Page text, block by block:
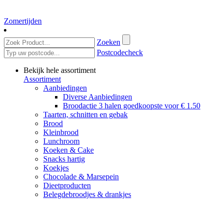
Zomertijden
Zoeken
Postcodecheck
Bekijk hele assortiment
Assortiment
Aanbiedingen
Diverse Aanbiedingen
Broodactie 3 halen goedkoopste voor € 1.50
Taarten, schnitten en gebak
Brood
Kleinbrood
Lunchroom
Koeken & Cake
Snacks hartig
Koekjes
Chocolade & Marsepein
Dieetproducten
Belegdebroodjes & drankjes